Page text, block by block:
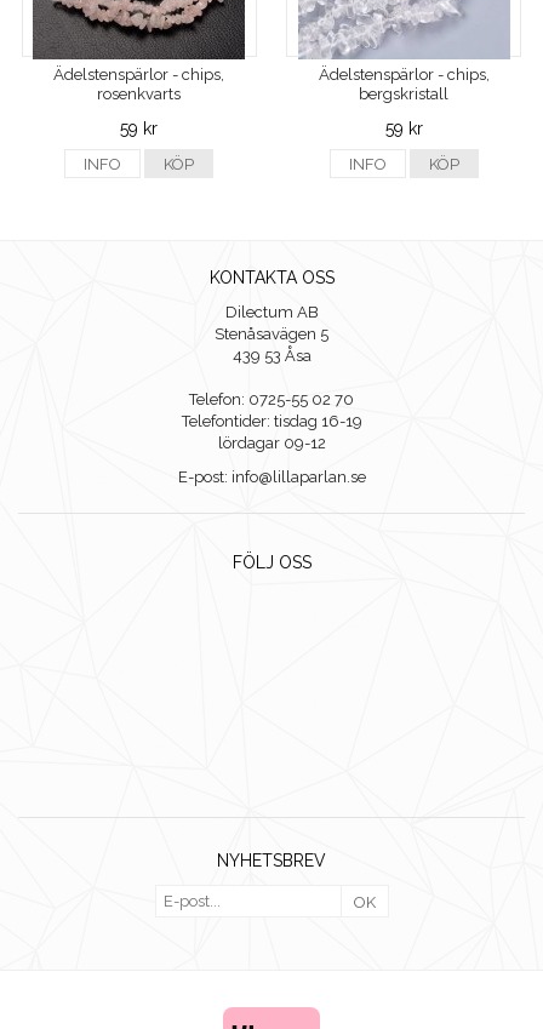
Ädelstenspärlor - chips,
rosenkvarts
59 kr
INFO KÖP
Ädelstenspärlor - chips,
bergskristall
59 kr
INFO KÖP
KONTAKTA OSS
Dilectum AB
Stenåsavägen 5
439 53 Åsa
Telefon: 0725-55 02 70
Telefontider: tisdag 16-19
lördagar 09-12
E-post: info@lillaparlan.se
FÖLJ OSS
NYHETSBREV
OK